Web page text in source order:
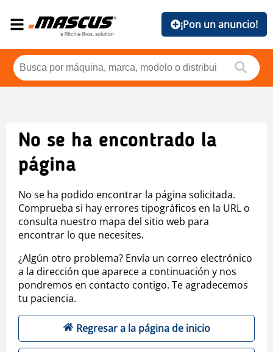
¡Pon un anuncio!
No se ha encontrado la
página
No se ha podido encontrar la página solicitada.
Comprueba si hay errores tipográficos en la URL o
consulta nuestro mapa del sitio web para
encontrar lo que necesites.
¿Algún otro problema? Envía un correo electrónico
a la dirección que aparece a continuación y nos
pondremos en contacto contigo. Te agradecemos
tu paciencia.
Regresar a la página de inicio